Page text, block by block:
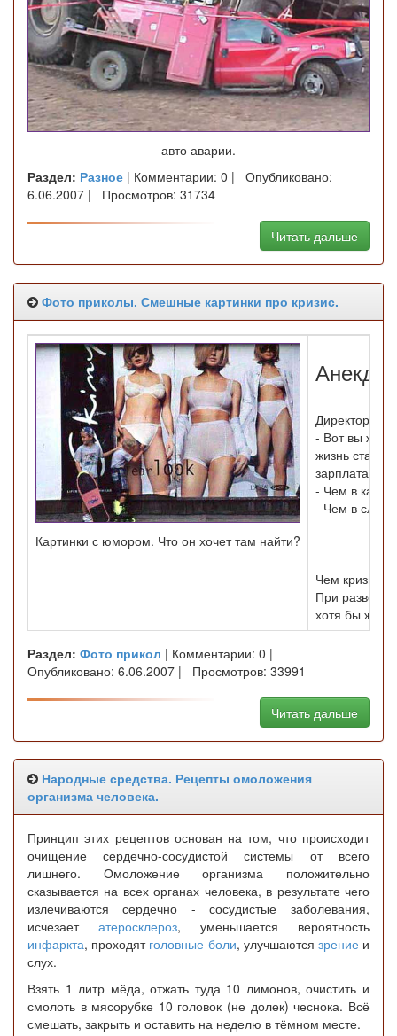
авто аварии.
Раздел: Разное | Комментарии: 0 | Опубликовано:
6.06.2007 | Просмотров: 31734
Читать дальше
Фото приколы. Смешные картинки про кризис.
Картинки с юмором. Что он хочет там найти?
Директор
- Вот вы
жизнь
зарплата у
- Чем в
- Чем в
Чем кризис
При разводе
хотя бы
Раздел: Фото прикол | Комментарии: 0 |
Опубликовано: 6.06.2007 | Просмотров: 33991
Читать дальше
Народные средства. Рецепты омоложения
организма человека.
Принцип этих рецептов основан на том, что происходит
очищение сердечно-сосудистой системы от всего
лишнего. Омоложение организма положительно
сказывается на всех органах человека, в результате чего
излечиваются сердечно - сосудистые заболевания,
исчезает атеросклероз, уменьшается вероятность
инфаркта, проходят головные боли, улучшаются зрение и
слух.
Взять 1 литр мёда, отжать туда 10 лимонов, очистить и
смолоть в мясорубке 10 головок (не долек) чеснока. Всё
смешать, закрыть и оставить на неделю в тёмном месте.